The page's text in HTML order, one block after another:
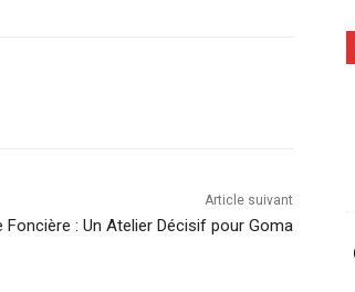
Article suivant
Foncière : Un Atelier Décisif pour Goma